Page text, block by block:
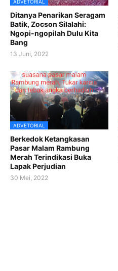
ADVETORIAL
Ditanya Penarikan Seragam
Batik, Zocson Silalahi:
Ngopi-ngopilah Dulu Kita
Bang
13 Juni, 2022
ADVETORIAL
Berkedok Ketangkasan
Pasar Malam Rambung
Merah Terindikasi Buka
Lapak Perjudian
30 Mei, 2022